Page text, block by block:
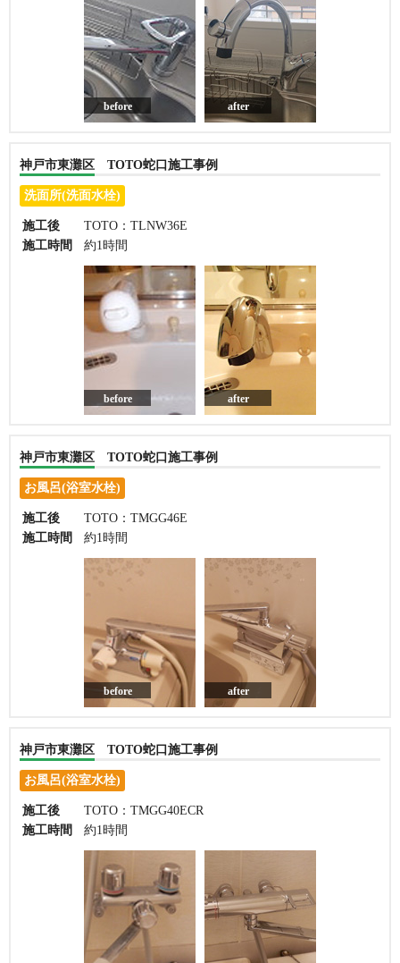
before after
神戸市東灘区 TOTO蛇口施工事例
洗面所(洗面水栓)
施工後
TOTO：TLNW36E
施工時間
約1時間
before after
神戸市東灘区 TOTO蛇口施工事例
お風呂(浴室水栓)
施工後
TOTO：TMGG46E
施工時間
約1時間
before after
神戸市東灘区 TOTO蛇口施工事例
お風呂(浴室水栓)
施工後
TOTO：TMGG40ECR
施工時間
約1時間